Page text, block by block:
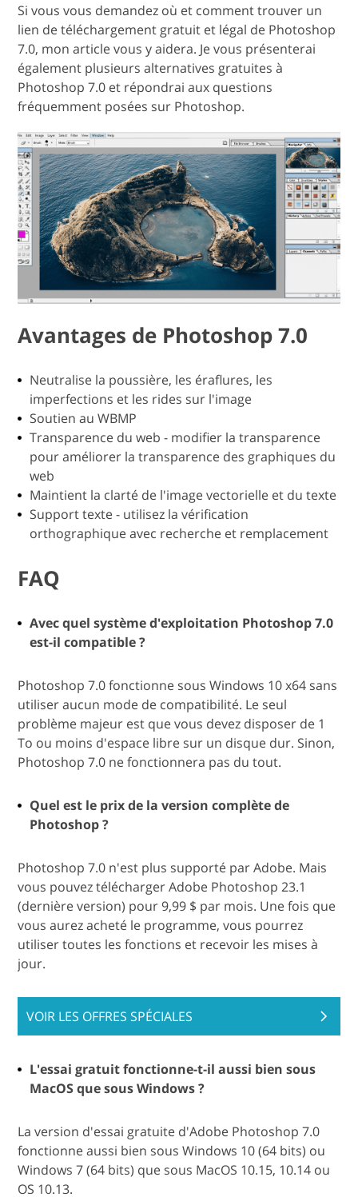
Si vous vous demandez où et comment trouver un
lien de téléchargement gratuit et légal de Photoshop
7.0, mon article vous y aidera. Je vous présenterai
également plusieurs alternatives gratuites à
Photoshop 7.0 et répondrai aux questions
fréquemment posées sur Photoshop.
Avantages de Photoshop 7.0
Neutralise la poussière, les éraflures, les
imperfections et les rides sur l'image
Soutien au WBMP
Transparence du web - modifier la transparence
pour améliorer la transparence des graphiques du
web
Maintient la clarté de l'image vectorielle et du texte
Support texte - utilisez la vérification
orthographique avec recherche et remplacement
FAQ
Avec quel système d'exploitation Photoshop 7.0
est-il compatible ?
Photoshop 7.0 fonctionne sous Windows 10 x64 sans
utiliser aucun mode de compatibilité. Le seul
problème majeur est que vous devez disposer de 1
To ou moins d'espace libre sur un disque dur. Sinon,
Photoshop 7.0 ne fonctionnera pas du tout.
Quel est le prix de la version complète de
Photoshop ?
Photoshop 7.0 n'est plus supporté par Adobe. Mais
vous pouvez télécharger Adobe Photoshop 23.1
(dernière version) pour 9,99 $ par mois. Une fois que
vous aurez acheté le programme, vous pourrez
utiliser toutes les fonctions et recevoir les mises à
jour.
VOIR LES OFFRES SPÉCIALES
L'essai gratuit fonctionne-t-il aussi bien sous
MacOS que sous Windows ?
La version d'essai gratuite d'Adobe Photoshop 7.0
fonctionne aussi bien sous Windows 10 (64 bits) ou
Windows 7 (64 bits) que sous MacOS 10.15, 10.14 ou
OS 10.13.